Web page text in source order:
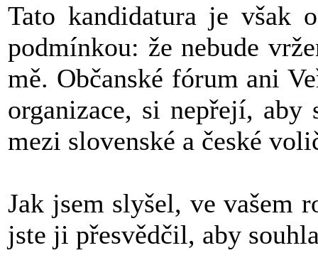
Tato kandidatura je však
podmínkou: že nebude
mě. Občanské fórum ani
organizace, si nepřejí,
mezi slovenské a české
Jak jsem slyšel, ve vašem
jste ji přesvědčil, aby